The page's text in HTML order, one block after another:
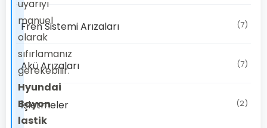
uyarıyı
manuel
olarak
sıfırlamanız
gerekebilir.
Hyundai
Bayon
lastik
Fren Sistemi Arızaları (7)
Akü Arızaları (7)
İşletmeler (2)